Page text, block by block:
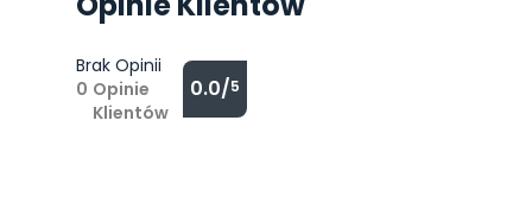
Brak Opinii
0 Opinie
Klientów
0.0/5